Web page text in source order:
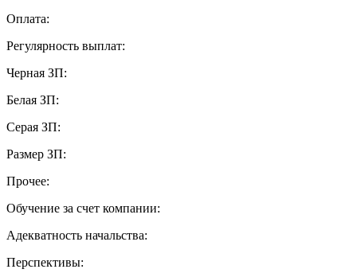
Оплата:
Регулярность выплат:
Черная ЗП:
Белая ЗП:
Серая ЗП:
Размер ЗП:
Прочее:
Обучение за счет компании:
Адекватность начальства:
Перспективы: